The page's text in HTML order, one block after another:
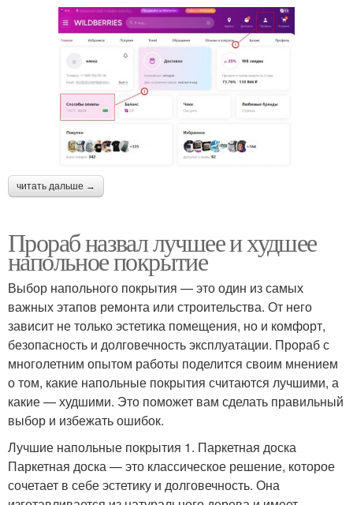
читать дальше →
Прораб назвал лучшее и худшее
напольное покрытие
Выбор напольного покрытия — это один из самых
важных этапов ремонта или строительства. От него
зависит не только эстетика помещения, но и комфорт,
безопасность и долговечность эксплуатации. Прораб с
многолетним опытом работы поделится своим мнением
о том, какие напольные покрытия считаются лучшими, а
какие — худшими. Это поможет вам сделать правильный
выбор и избежать ошибок.
Лучшие напольные покрытия 1. Паркетная доска
Паркетная доска — это классическое решение, которое
сочетает в себе эстетику и долговечность. Она